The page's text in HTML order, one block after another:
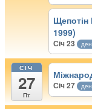
1999)
Січ 23
СІЧ
27
Пт
Січ 27